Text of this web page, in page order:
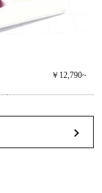
￥12,790~